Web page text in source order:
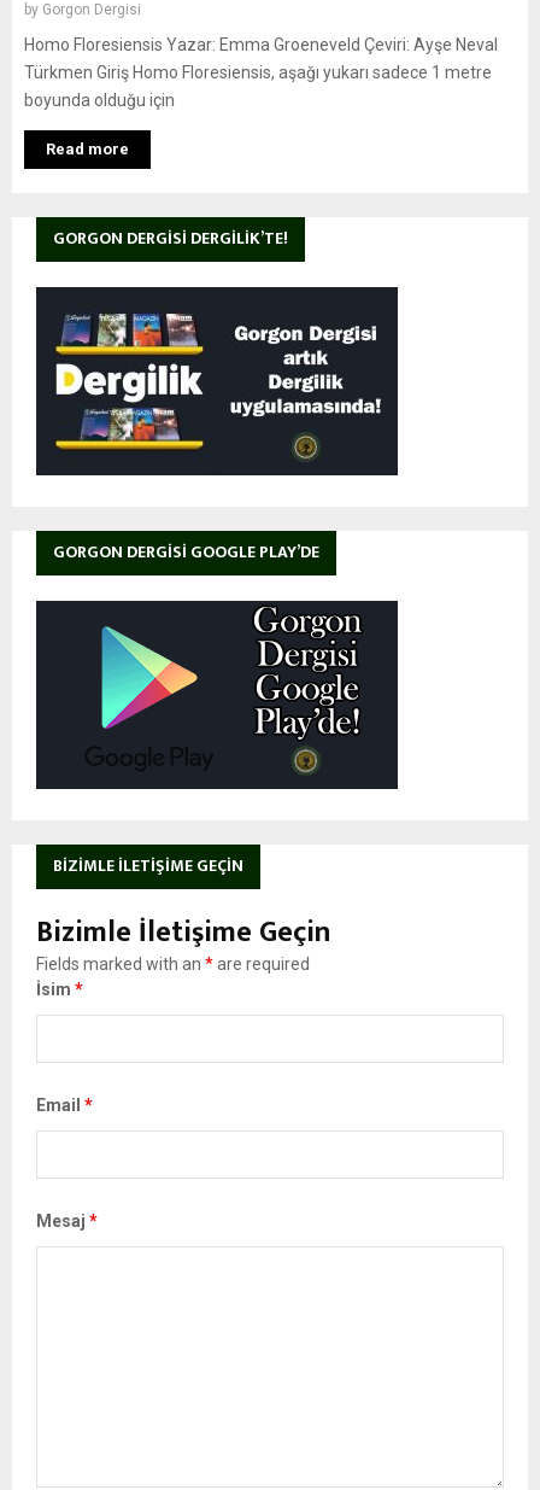
by Gorgon Dergisi
Homo Floresiensis Yazar: Emma Groeneveld Çeviri: Ayşe Neval
Türkmen Giriş Homo Floresiensis, aşağı yukarı sadece 1 metre
boyunda olduğu için
Read more
GORGON DERGISI DERGILIK’TE!
GORGON DERGISI GOOGLE PLAY’DE
BIZIMLE İLETIŞIME GEÇIN
Bizimle İletişime Geçin
Fields marked with an *are required
İsim *
Email *
Mesaj *